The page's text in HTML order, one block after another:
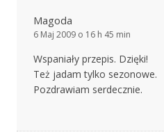
Magoda
6 Maj 2009 o 16 h 45 min
Wspaniały przepis. Dzięki!
Też jadam tylko sezonowe.
Pozdrawiam serdecznie.